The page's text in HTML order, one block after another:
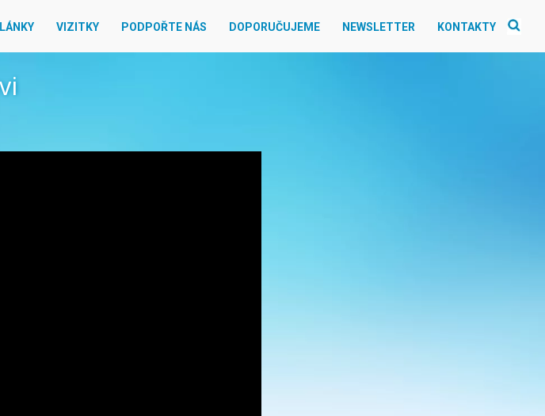
VIZITKY PODPOŘTE NÁS DOPORUČUJEME NEWSLETTER KONTAKTY